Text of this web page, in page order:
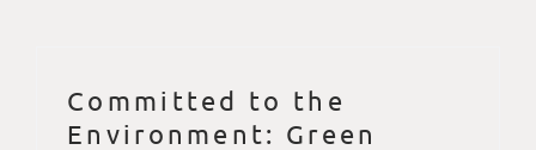
Committed to the
Environment: Green